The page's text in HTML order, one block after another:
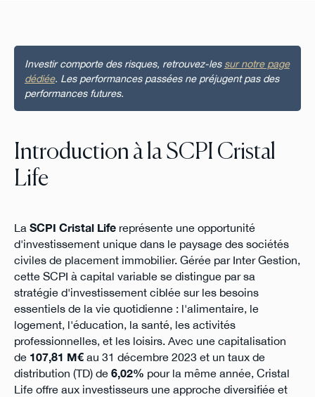
Investir comporte des risques, retrouvez-les sur notre page
dédiée. Les performances passées ne préjugent pas des
performances futures.
Introduction à la SCPI Cristal
Life
La SCPI Cristal Lifereprésente une opportunité
d'investissement unique dans le paysage des sociétés
civiles de placement immobilier. Gérée par Inter Gestion,
cette SCPI à capital variable se distingue par sa
stratégie d'investissement ciblée sur les besoins
essentiels de la vie quotidienne : l'alimentaire, le
logement, l'éducation, la santé, les activités
professionnelles, et les loisirs. Avec une capitalisation
de 107,81 M€au 31 décembre 2023 et un taux de
distribution (TD) de 6,02% pour la même année, Cristal
Life offre aux investisseurs une approche diversifiée et